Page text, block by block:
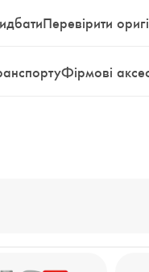
Перевірити
Фірмові